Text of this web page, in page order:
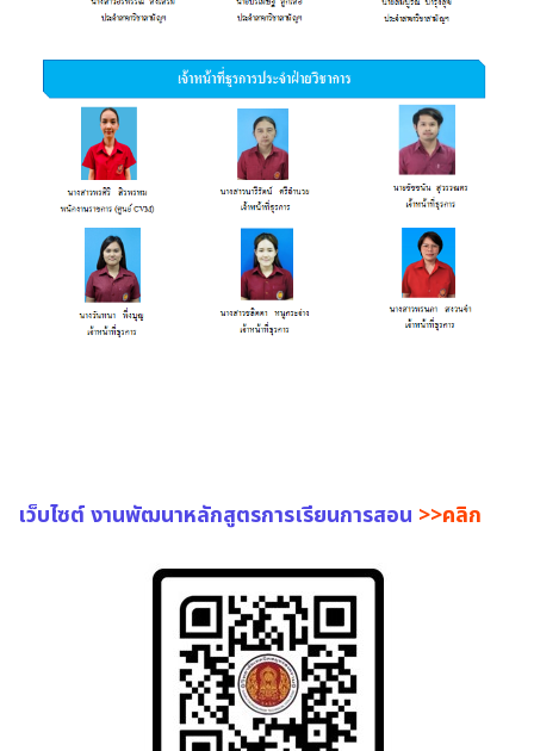
เว็บไซต์ งานพัฒนาหลักสูตรการเรียนการสอน >>คลิก